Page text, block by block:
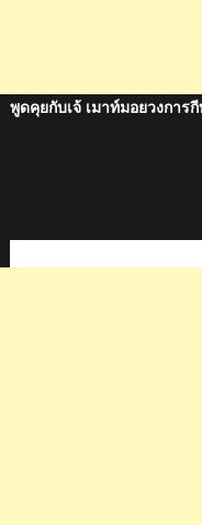
พูดคุยกับเจ้ เมาท์มอยวงการ